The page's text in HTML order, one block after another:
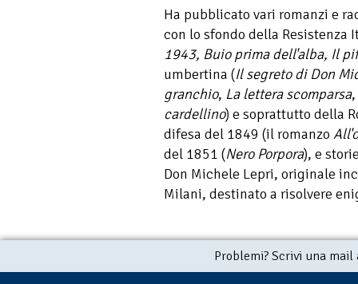
Ha pubblicato vari romanzi e
con lo sfondo della Resistenza
1943, Buio prima dell'alba, Il
umbertina (Il segreto di Don
granchio, La lettera scomparsa,
cardellino) e soprattutto della
difesa del 1849 (il romanzo
del 1851 (Nero Porpora), e
Don Michele Lepri, originale
Milani, destinato a risolvere
Problemi? Scrivi una